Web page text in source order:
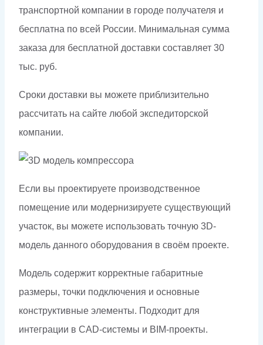
транспортной компании в городе получателя и
бесплатна по всей России. Минимальная сумма
заказа для бесплатной доставки составляет 30
тыс. руб.
Сроки доставки вы можете приблизительно
рассчитать на сайте любой экспедиторской
компании.
Если вы проектируете производственное
помещение или модернизируете существующий
участок, вы можете использовать точную 3D-
модель данного оборудования в своём проекте.
Модель содержит корректные габаритные
размеры, точки подключения и основные
конструктивные элементы. Подходит для
интеграции в CAD-системы и BIM-проекты.